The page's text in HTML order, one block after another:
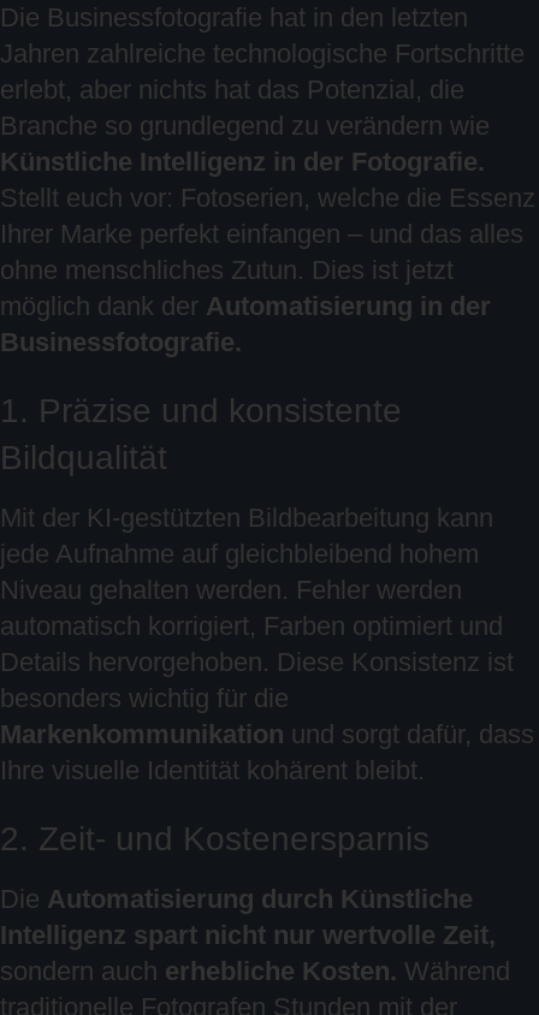
Die Businessfotografie hat in den letzten
Jahren zahlreiche technologische Fortschritte
erlebt, aber nichts hat das Potenzial, die
Branche so grundlegend zu verändern wie
Künstliche Intelligenz in der Fotografie.
Stellt euch vor: Fotoserien, welche die Essenz
Ihrer Marke perfekt einfangen – und das alles
ohne menschliches Zutun. Dies ist jetzt
möglich dank der Automatisierung in der
Businessfotografie.
1. Präzise und konsistente
Bildqualität
Mit der KI-gestützten Bildbearbeitung kann
jede Aufnahme auf gleichbleibend hohem
Niveau gehalten werden. Fehler werden
automatisch korrigiert, Farben optimiert und
Details hervorgehoben. Diese Konsistenz ist
besonders wichtig für die
Markenkommunikation und sorgt dafür, dass
Ihre visuelle Identität kohärent bleibt.
2. Zeit- und Kostenersparnis
Die Automatisierung durch Künstliche
Intelligenz spart nicht nur wertvolle Zeit,
sondern auch erhebliche Kosten. Während
traditionelle Fotografen Stunden mit der